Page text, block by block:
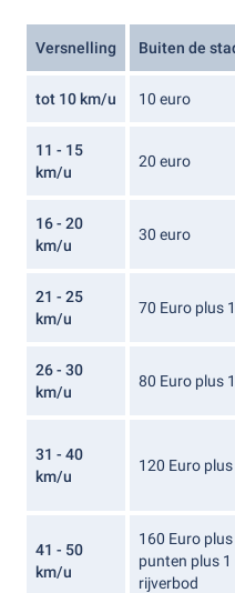
Versnelling Buiten de
tot 10 km/u 10 euro
11 - 15
km/u
20 euro
16 - 20
km/u
30 euro
21 - 25
km/u
70 Euro plus
26 - 30
km/u
80 Euro plus
31 - 40
km/u
120 Euro
41 - 50
km/u
160 Euro plus
punten plus
rijverbod